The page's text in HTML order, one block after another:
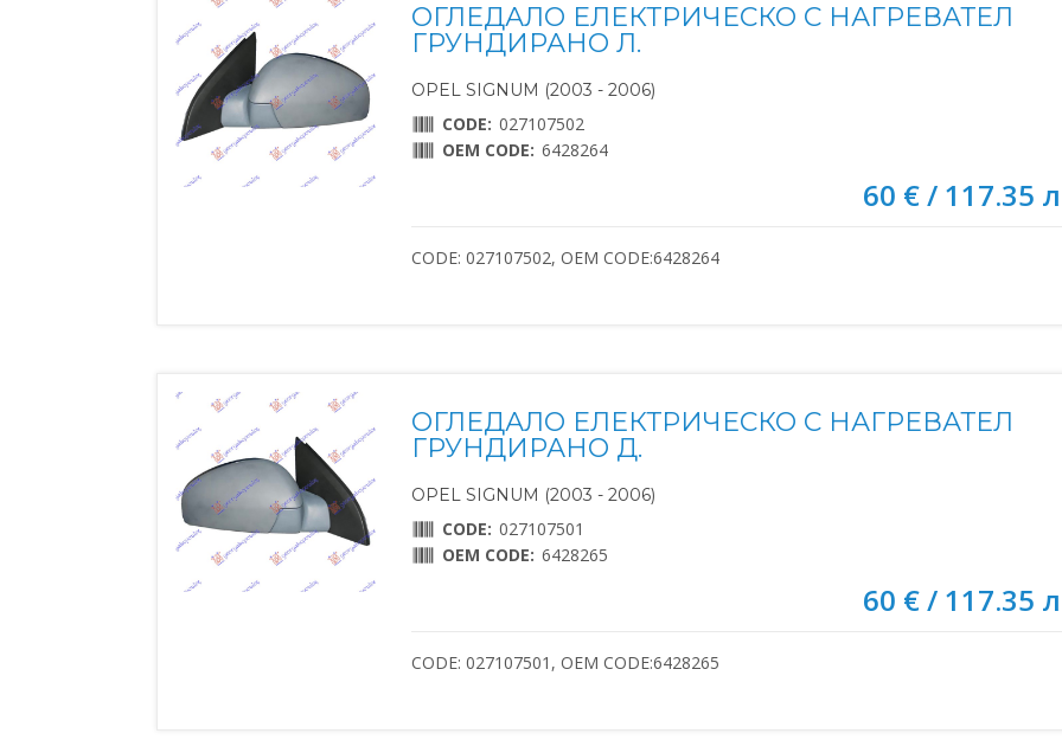
ОГЛЕДАЛО ЕЛЕКТРИЧЕСКО С НАГРЕВАТЕЛ
ГРУНДИРАНО Л.
OPEL SIGNUM (2003 - 2006)
CODE: 027107502
OEM CODE: 6428264
60 € / 117.35
CODE: 027107502, OEM CODE:6428264
ОГЛЕДАЛО ЕЛЕКТРИЧЕСКО С НАГРЕВАТЕЛ
ГРУНДИРАНО Д.
OPEL SIGNUM (2003 - 2006)
CODE: 027107501
OEM CODE: 6428265
60 € / 117.35
CODE: 027107501, OEM CODE:6428265